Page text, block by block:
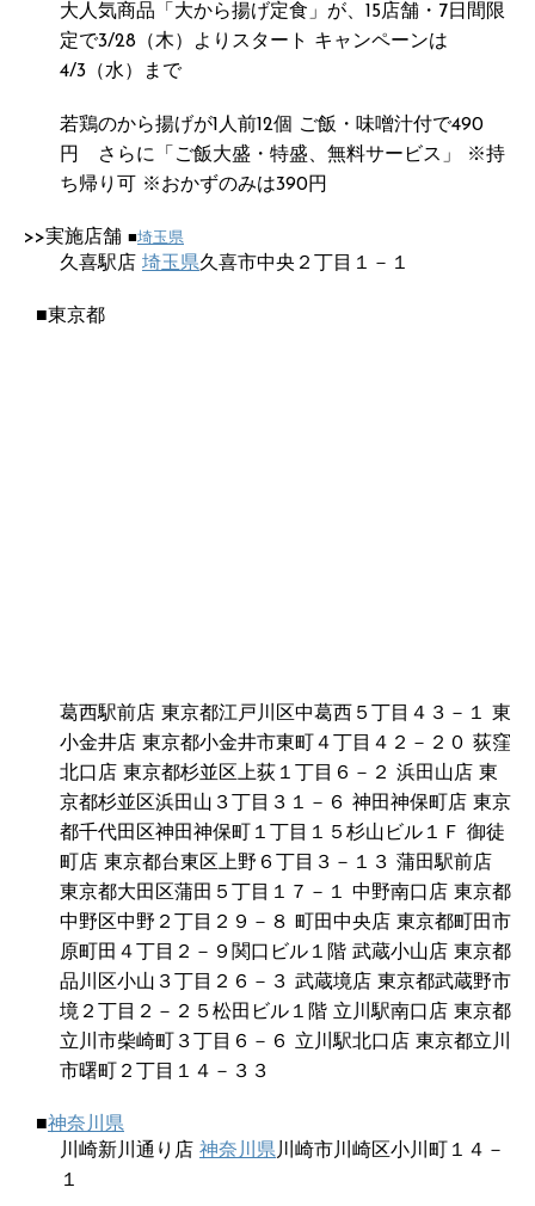
大人気商品「大から揚げ定食」が、15店舗・7日間限
定で3/28（木）よりスタート キャンペーンは
4/3（水）まで
若鶏のから揚げが1人前12個 ご飯・味噌汁付で490
円 さらに「ご飯大盛・特盛、無料サービス」 ※持
ち帰り可 ※おかずのみは390円
>>実施店舗 ■埼玉県
久喜駅店 埼玉県久喜市中央２丁目１－１
■東京都
葛西駅前店 東京都江戸川区中葛西５丁目４３－１ 東
小金井店 東京都小金井市東町４丁目４２－２０ 荻窪
北口店 東京都杉並区上荻１丁目６－２ 浜田山店 東
京都杉並区浜田山３丁目３１－６ 神田神保町店 東京
都千代田区神田神保町１丁目１５杉山ビル１Ｆ 御徒
町店 東京都台東区上野６丁目３－１３ 蒲田駅前店
東京都大田区蒲田５丁目１７－１ 中野南口店 東京都
中野区中野２丁目２９－８ 町田中央店 東京都町田市
原町田４丁目２－９関口ビル１階 武蔵小山店 東京都
品川区小山３丁目２６－３ 武蔵境店 東京都武蔵野市
境２丁目２－２５松田ビル１階 立川駅南口店 東京都
立川市柴崎町３丁目６－６ 立川駅北口店 東京都立川
市曙町２丁目１４－３３
■神奈川県
川崎新川通り店 神奈川県川崎市川崎区小川町１４－
１